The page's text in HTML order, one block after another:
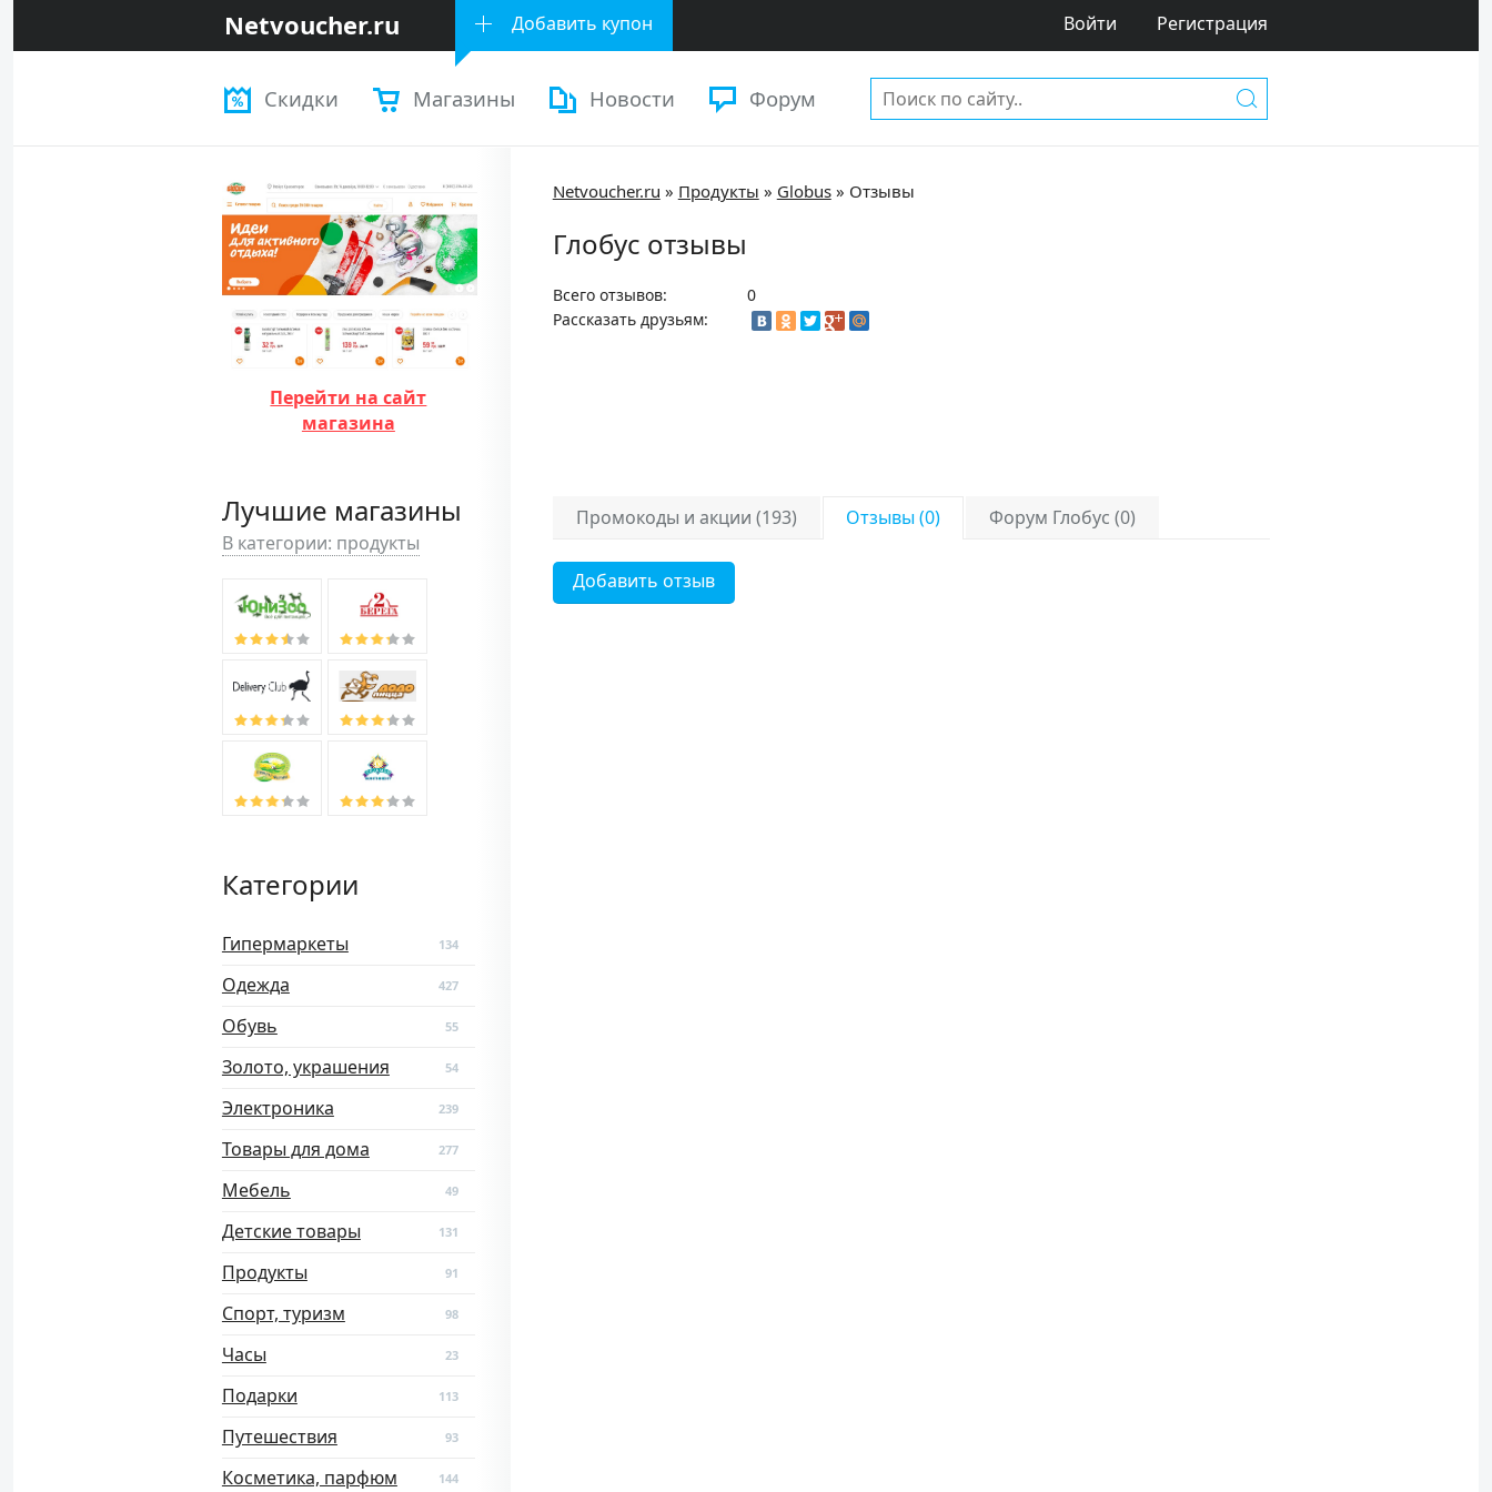
Netvoucher.ru Добавить купон Войти Регистрация
Скидки Магазины Новости Форум
Netvoucher.ru » Продукты » Globus» Отзывы
Глобус отзывы
Всего отзывов:
0
Рассказать друзьям:
Промокоды и акции (193) Отзывы (0) Форум Глобус (0)
Добавить отзыв
Перейти на сайт
магазина
Лучшие магазины
В категории: продукты
Категории
Гипермаркеты 134
Одежда 427
Обувь 55
Золото, украшения 54
Электроника 239
Товары для дома 277
Мебель 49
Детские товары 131
Продукты 91
Спорт, туризм 98
Часы 23
Подарки 113
Путешествия 93
Косметика, парфюм 144